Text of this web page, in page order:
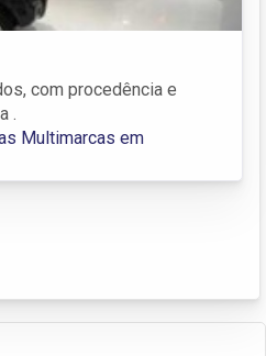
com procedência e
.
Multimarcas em